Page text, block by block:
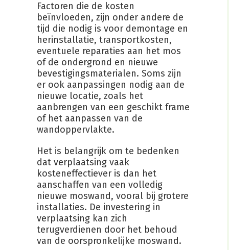
Factoren die de kosten
beïnvloeden, zijn onder andere de
tijd die nodig is voor demontage en
herinstallatie, transportkosten,
eventuele reparaties aan het mos
of de ondergrond en nieuwe
bevestigingsmaterialen. Soms zijn
er ook aanpassingen nodig aan de
nieuwe locatie, zoals het
aanbrengen van een geschikt frame
of het aanpassen van de
wandoppervlakte.
Het is belangrijk om te bedenken
dat verplaatsing vaak
kosteneffectiever is dan het
aanschaffen van een volledig
nieuwe moswand, vooral bij grotere
installaties. De investering in
verplaatsing kan zich
terugverdienen door het behoud
van de oorspronkelijke moswand.